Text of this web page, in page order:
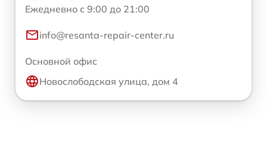
Ежедневно с 9:00 до 21:00
info@resanta-repair-center.ru
Основной офис
Новослободская улица, дом 4